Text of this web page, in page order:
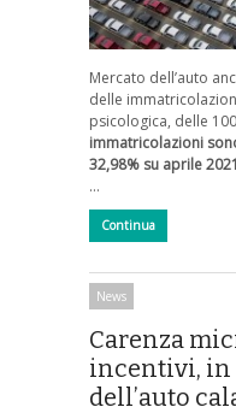
Mercato dell’auto
delle
psicologica, delle
immatricolazioni
32,98% su aprile 2021
…
Continua
News
Carenza
incentivi, in
dell’auto